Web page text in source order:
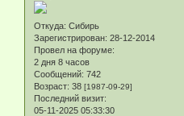
Откуда: Сибирь
Зарегистрирован: 28-12-2014
Провел на форуме:
2 дня 8 часов
Сообщений: 742
Возраст: 38 [1987-09-29]
Последний визит:
05-11-2025 05:33:30